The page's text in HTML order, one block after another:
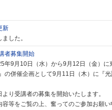
新
した。
者募集開始
年9月10日（水）から9月12日（金）に
の併催企画として9月11日（木）に『
り受講者の募集を開始いたします。
等をご覧の上、奮ってのご参加お願い